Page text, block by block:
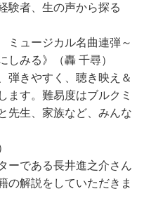
験者、生の声から探る
ュージカル名曲連弾～
しみる》（轟 千尋）
弾きやすく、聴き映え＆
ます。難易度はブルクミ
先生、家族など、みんな
ーである長井進之介さん
の解説をしていただきま